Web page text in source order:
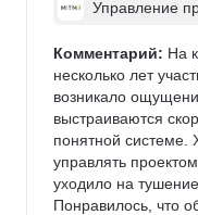
Управление
Комментарий: На
несколько лет
возникало
выстраиваются
понятной системе.
управлять
уходило на
Понравилось, что